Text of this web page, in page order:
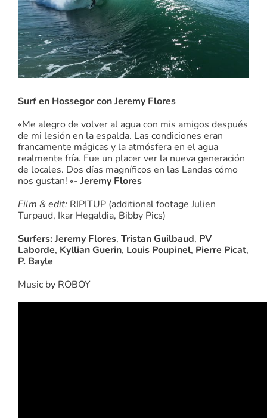
Surf en Hossegor con Jeremy Flores
«Me alegro de volver al agua con mis amigos después
de mi lesión en la espalda. Las condiciones eran
francamente mágicas y la atmósfera en el agua
realmente fría. Fue un placer ver la nueva generación
de locales. Dos días magníficos en las Landas cómo
nos gustan! «- Jeremy Flores
Film & edit: RIPITUP (additional footage Julien
Turpaud, Ikar Hegaldia, Bibby Pics)
Surfers:Jeremy Flores, Tristan Guilbaud, PV
Laborde, Kyllian Guerin, Louis Poupinel, Pierre Picat,
P. Bayle
Music by ROBOY